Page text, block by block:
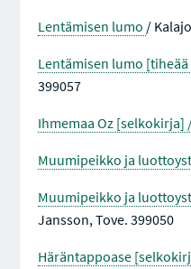
Lentämisen lumo /
Lentämisen lumo
399057
Ihmemaa Oz [selkokirja]
Muumipeikko ja
Muumipeikko ja
Jansson, Tove. 399050
Häräntappoase